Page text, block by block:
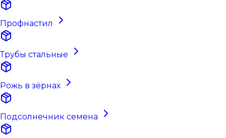
Профнастил
Трубы стальные
Рожь в зёрнах
Подсолнечник семена